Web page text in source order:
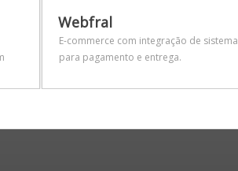
Webfral
E-commerce com integração de sistema
para pagamento e entrega.